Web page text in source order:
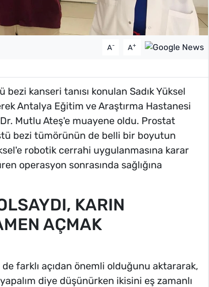
A- A+
kanseri tanısı konulan Sadık Yüksel
Antalya Eğitim ve Araştırma Hastanesi
Mutlu Ateş'e muayene oldu. Prostat
bezi tümörünün de belli bir boyutun
robotik cerrahi uygulanmasına karar
operasyon sonrasında sağlığına
KARIN
AÇMAK
farklı açıdan önemli olduğunu aktararak,
diye düşünürken ikisini eş zamanlı